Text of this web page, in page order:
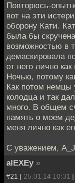
Повторюсь-
вот на эти
оборону Кати.
была бы
возможностью в
демаскировала
от него лично
Ночью, потому
Как потом немцы
колодца и так
много. В общем
память о моем
меня лично как
С уважением,
аlEXEy »
#21 | 25.01.14 10:31 |